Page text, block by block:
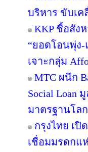
บริหาร ขับเค
KKP ชี้อสัง
“ยอดโอนพุ่ง
เจาะกลุ่ม
MTC ผนึก
Social Loan
มาตรฐานโลก
กรุงไทย เ
เชื่อมมรดกแ